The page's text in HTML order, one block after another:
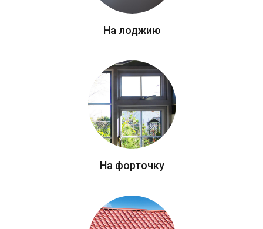
На лоджию
На форточку